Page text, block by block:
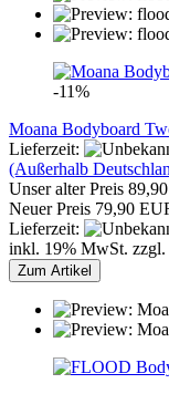
-11%
Moana Bodyboard
Lieferzeit:
(Außerhalb
Unser alter Preis
Neuer Preis 79,90
Lieferzeit:
inkl. 19% MwSt. zzgl.
Zum Artikel